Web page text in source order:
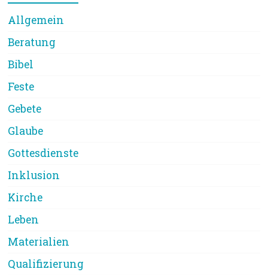
Allgemein
Beratung
Bibel
Feste
Gebete
Glaube
Gottesdienste
Inklusion
Kirche
Leben
Materialien
Qualifizierung